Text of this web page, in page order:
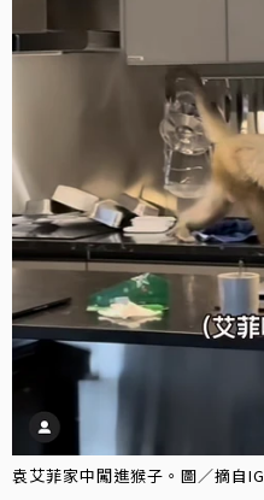
袁艾菲家中闖進猴子。圖／摘自IG